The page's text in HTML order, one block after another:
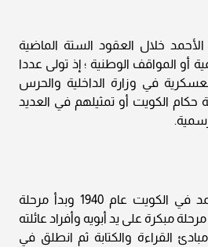
خلال العقود الستة الماضية
أو المواقف الوطنية ؛ إذ تولى عددا
في وزارة الداخلية والحرس
الكويت أو تمثيلهم في العديد
ولد الشيخ مشعل الأحمد في الكويت عام 1940 وبدأ مرحلة
مبكرة على يد أبويه وأفراد عائلته
القراءة والكتابة ثم انطلق في